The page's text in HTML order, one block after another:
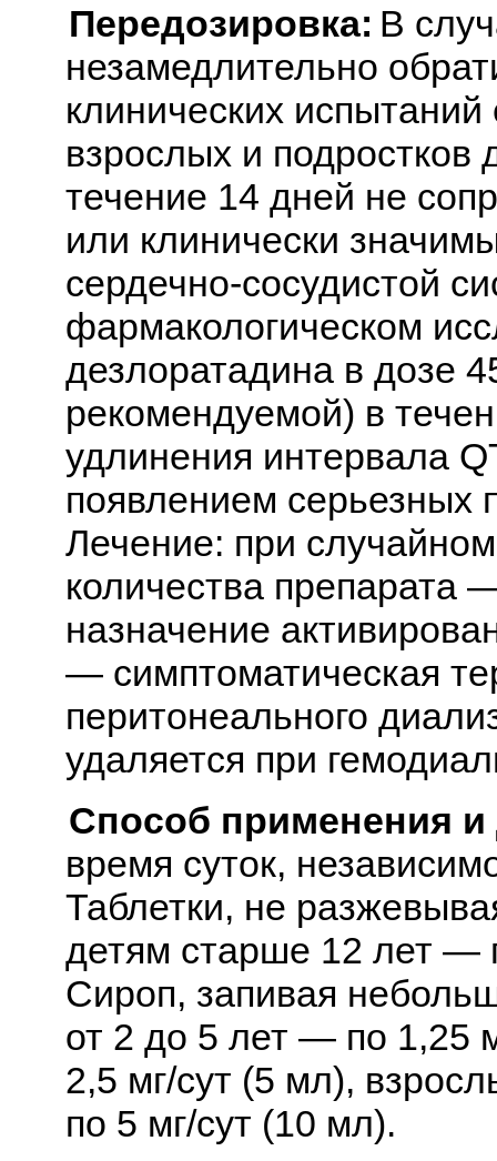
Передозировка: В
незамедлительно
клинических
взрослых и подростков
течение 14 дней не
или клинически
сердечно-сосудистой
фармакологическом
дезлоратадина в дозе
рекомендуемой) в
удлинения интервала
появлением серьезных
Лечение: при
количества препарата
назначение
— симптоматическая
перитонеального
удаляется при
Способ применения
время суток,
Таблетки, не
детям старше 12 лет —
Сироп, запивая
от 2 до 5 лет — по 1,25
2,5 мг/сут (5 мл),
по 5 мг/сут (10 мл).